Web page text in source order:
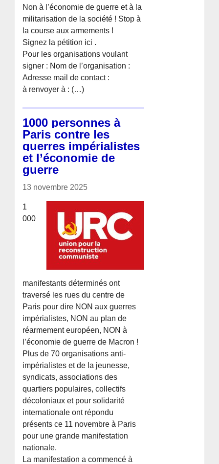
Non à l’économie de guerre et à la
militarisation de la société ! Stop à
la course aux armements !
Signez la pétition ici .
Pour les organisations voulant
signer : Nom de l’organisation :
Adresse mail de contact :
à renvoyer à : (…)
1000 personnes à
Paris contre les
guerres impérialistes
et l’économie de
guerre
13 novembre 2025
1
000
manifestants déterminés ont
traversé les rues du centre de
Paris pour dire NON aux guerres
impérialistes, NON au plan de
réarmement européen, NON à
l’économie de guerre de Macron !
Plus de 70 organisations anti-
impérialistes et de la jeunesse,
syndicats, associations des
quartiers populaires, collectifs
décoloniaux et pour solidarité
internationale ont répondu
présents ce 11 novembre à Paris
pour une grande manifestation
nationale.
La manifestation a commencé à